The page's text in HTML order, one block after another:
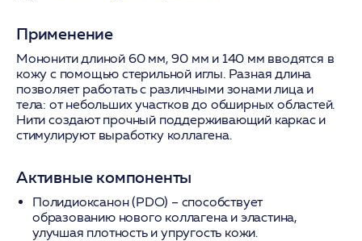
Применение
Мононити длиной 60 мм, 90 мм и 140 мм вводятся в
кожу с помощью стерильной иглы. Разная длина
позволяет работать с различными зонами лица и
тела: от небольших участков до обширных областей.
Нити создают прочный поддерживающий каркас и
стимулируют выработку коллагена.
Активные компоненты
Полидиоксанон (PDO) – способствует
образованию нового коллагена и эластина,
улучшая плотность и упругость кожи.